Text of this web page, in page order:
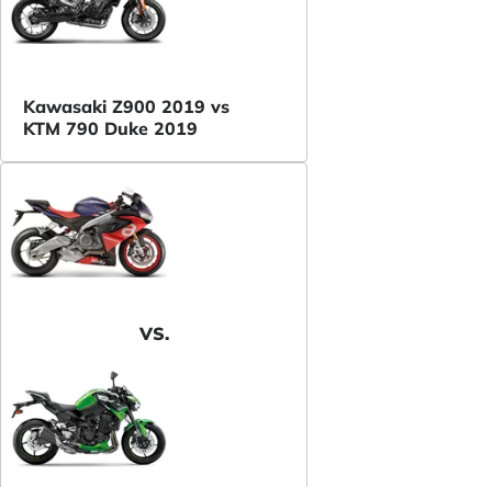
Kawasaki Z900 2019 vs
KTM 790 Duke 2019
VS.